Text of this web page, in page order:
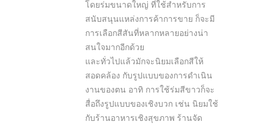
โดยร่มขนาดใหญ่ ที่ใช้สำหรับการ
สนับสนุนแหล่งการค้าการขาย ก็จะมี
การเลือกสีสันที่หลากหลายอย่างน่า
สนใจมากอีกด้วย
และทั่วไปแล้วมักจะนิยมเลือกสีให้
สอดคล้อง กับรูปแบบของการดำเนิน
งานของตน อาทิ การใช้ร่มสีขาวก็จะ
สื่อถึงรูปแบบของเชิงบวก เช่น นิยมใช้
กับร้านอาหารเชิงสุขภาพ ร้านจัด